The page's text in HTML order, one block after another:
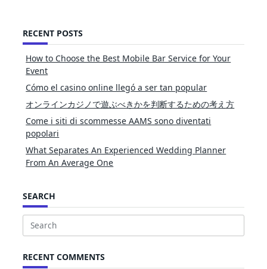
RECENT POSTS
How to Choose the Best Mobile Bar Service for Your
Event
Cómo el casino online llegó a ser tan popular
オンラインカジノで遊ぶべきかを判断するための考え方
Come i siti di scommesse AAMS sono diventati
popolari
What Separates An Experienced Wedding Planner
From An Average One
SEARCH
Search
RECENT COMMENTS